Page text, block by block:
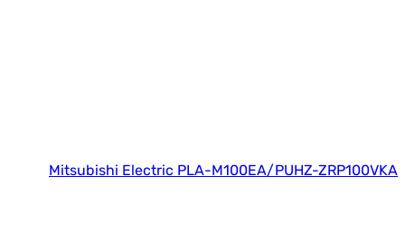
Mitsubishi Electric PLA-M100EA/PUHZ-ZRP100VKA